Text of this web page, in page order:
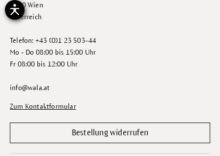
1010 Wien
Österreich
Telefon: +43 (0)1 23 503-44
Mo - Do 08:00 bis 15:00 Uhr
Fr 08:00 bis 12:00 Uhr
info@wala.at
Zum Kontaktformular
Bestellung widerrufen